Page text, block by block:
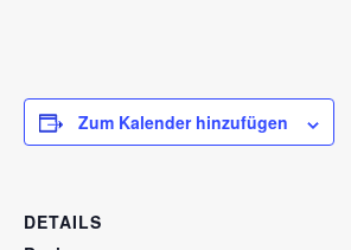
Zum Kalender hinzufügen
DETAILS